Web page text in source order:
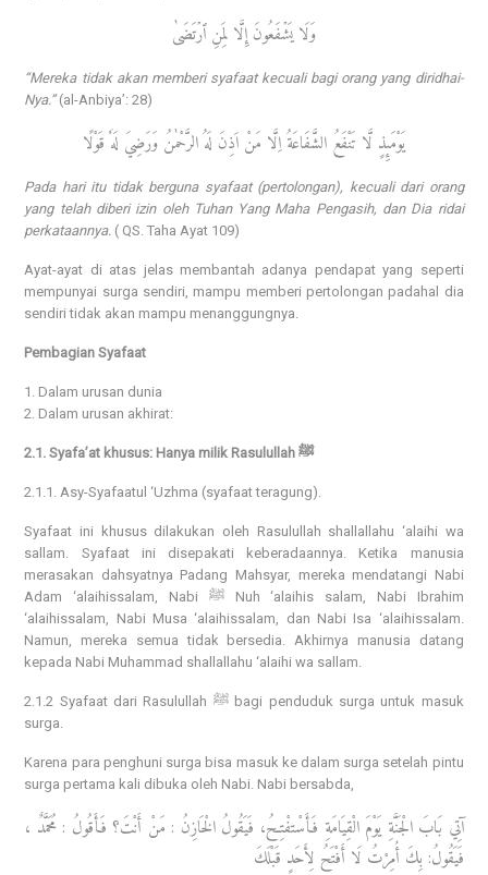
وَلَا يَشۡفَعُونَ إِلَّا لِمَنِ ٱرۡتَضَىٰ
“Mereka tidak akan memberi syafaat kecuali bagi orang yang diridhai-
Nya.”(al-Anbiya’: 28)
يَوْمَىِٕذٍ لَّا تَنْفَعُ الشَّفَاعَةُ اِلَّا مَنْ اَذِنَ لَهُ الرَّحْمٰنُ وَرَضِيَ لَهٗ قَوْلًا
Pada hari itu tidak berguna syafaat (pertolongan), kecuali dari orang
yang telah diberi izin oleh Tuhan Yang Maha Pengasih, dan Dia ridai
perkataannya. ( QS. Taha Ayat 109)
Ayat-ayat di atas jelas membantah adanya pendapat yang seperti
mempunyai surga sendiri, mampu memberi pertolongan padahal dia
sendiri tidak akan mampu menanggungnya.
Pembagian Syafaat
1. Dalam urusan dunia
2. Dalam urusan akhirat:
2.1. Syafa’at khusus: Hanya milik Rasulullah ﷺ
2.1.1. Asy-Syafaatul ‘Uzhma (syafaat teragung).
Syafaat ini khusus dilakukan oleh Rasulullah shallallahu ‘alaihi wa
sallam. Syafaat ini disepakati keberadaannya. Ketika manusia
merasakan dahsyatnya Padang Mahsyar, mereka mendatangi Nabi
Adam ‘alaihissalam, Nabi ﷺ Nuh ‘alaihis salam, Nabi Ibrahim
‘alaihissalam, Nabi Musa ‘alaihissalam, dan Nabi Isa ‘alaihissalam.
Namun, mereka semua tidak bersedia. Akhirnya manusia datang
kepada Nabi Muhammad shallallahu ‘alaihi wa sallam.
2.1.2 Syafaat dari Rasulullah ﷺ bagi penduduk surga untuk masuk
surga.
Karena para penghuni surga bisa masuk ke dalam surga setelah pintu
surga pertama kali dibuka oleh Nabi. Nabi bersabda,
آتِي بَابَ الْجَنَّةِ يَوْمَ الْقِيَامَةِ فَأَسْتفْتِحُ، فَيَقُولُ الْخَازِنُ : مَنْ أَنْتَ؟ فَأَقُولُ : مُحَمَّدٌ ،
فَيَقُولُ: بِكَ أُمِرْتُ لَا أَفْتَحُ لِأَحَدٍ قَبْلَكَ